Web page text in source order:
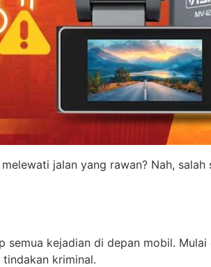
jalan yang rawan? Nah,
semua kejadian di depan mobil.
kriminal.